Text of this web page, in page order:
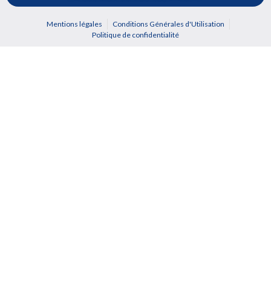
Mentions légales
Conditions Générales d'Utilisation
Politique de confidentialité